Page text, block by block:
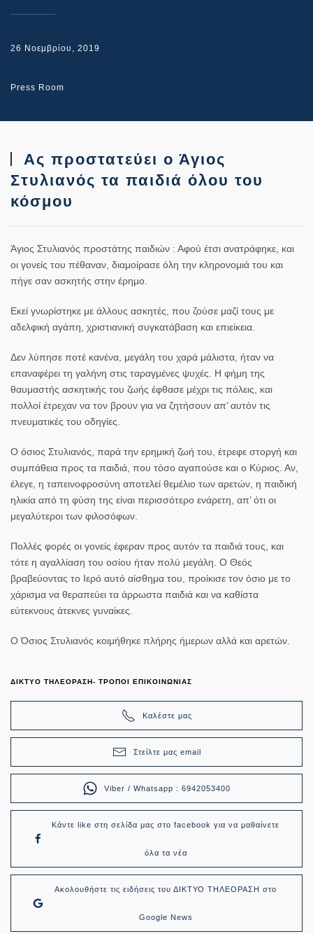
26 Νοεμβρίου, 2019
Press Room
Ας προστατεύει ο Άγιος
Στυλιανός τα παιδιά όλου του
κόσμου
Άγιος Στυλιανός προστάτης παιδιών : Αφού έτσι ανατράφηκε, και
οι γονείς του πέθαναν, διαμοίρασε όλη την κληρονομιά του και
πήγε σαν ασκητής στην έρημο.
Εκεί γνωρίστηκε με άλλους ασκητές, που ζούσε μαζί τους με
αδελφική αγάπη, χριστιανική συγκατάβαση και επιείκεια.
Δεν λύπησε ποτέ κανένα, μεγάλη του χαρά μάλιστα, ήταν να
επαναφέρει τη γαλήνη στις ταραγμένες ψυχές. Η φήμη της
θαυμαστής ασκητικής του ζωής έφθασε μέχρι τις πόλεις, και
πολλοί έτρεχαν να τον βρουν για να ζητήσουν απ’ αυτόν τις
πνευματικές του οδηγίες.
Ο όσιος Στυλιανός, παρά την ερημική ζωή του, έτρεφε στοργή και
συμπάθεια προς τα παιδιά, που τόσο αγαπούσε και ο Κύριος. Αν,
έλεγε, η ταπεινοφροσύνη αποτελεί θεμέλιο των αρετών, η παιδική
ηλικία από τη φύση της είναι περισσότερο ενάρετη, απ’ ότι οι
μεγαλύτεροι των φιλοσόφων.
Πολλές φορές οι γονείς έφεραν προς αυτόν τα παιδιά τους, και
τότε η αγαλλίαση του οσίου ήταν πολύ μεγάλη. Ο Θεός
βραβεύοντας το Ιερό αυτό αίσθημα του, προίκισε τον όσιο με το
χάρισμα να θεραπεύει τα άρρωστα παιδιά και να καθίστα
εύτεκνους άτεκνες γυναίκες.
Ο Όσιος Στυλιανός κοιμήθηκε πλήρης ήμερων αλλά και αρετών.
ΔΙΚΤΥΟ ΤΗΛΕΟΡΑΣΗ- ΤΡΟΠΟΙ ΕΠΙΚΟΙΝΩΝΙΑΣ
Καλέστε μας
Στείλτε μας email
Viber / Whatsapp : 6942053400
Κάντε like στη σελίδα μας στο facebook για να μαθαίνετε
όλα τα νέα
Ακολουθήστε τις ειδήσεις του ΔΙΚΤΥΟ ΤΗΛΕΟΡΑΣΗ στο
Google News